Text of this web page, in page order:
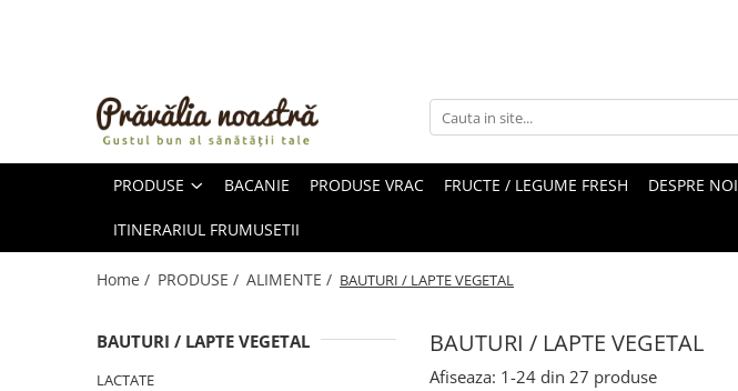
ULEIURI ȘI UNTURI
FRUCTE DESHIDRATATE
FRUCTE LA CONSERVĂ
PRODUSE BACANIE PRODUSE VRAC FRUCTE / LEGUME FRESH DESPRE NOI
ITINERARIUL FRUMUSETII
Home / PRODUSE / ALIMENTE / BAUTURI / LAPTE VEGETAL
BAUTURI / LAPTE VEGETAL
BAUTURI / LAPTE VEGETAL
LACTATE
Afiseaza: 1-24 din 27 produse